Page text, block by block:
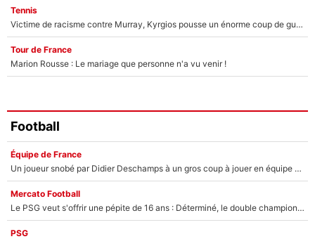
Tennis
Victime de racisme contre Murray, Kyrgios pousse un énorme coup de gueule !
Tour de France
Marion Rousse : Le mariage que personne n'a vu venir !
Football
Équipe de France
Un joueur snobé par Didier Deschamps à un gros coup à jouer en équipe de France : Zinedine Zidane a trouvé son numéro 9 ?
Mercato Football
Le PSG veut s'offrir une pépite de 16 ans : Déterminé, le double champion d'Europe en titre est prêt à lâcher 40M€ pour celui que l'on compare déjà à Vinicius Jr !
PSG